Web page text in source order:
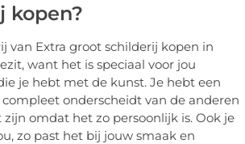
kopen?
van Extra groot schilderij kopen in
want het is speciaal voor jou
je hebt met de kunst. Je hebt een
onderscheidt van de anderen
omdat het zo persoonlijk is. Ook je
zo past het bij jouw smaak en